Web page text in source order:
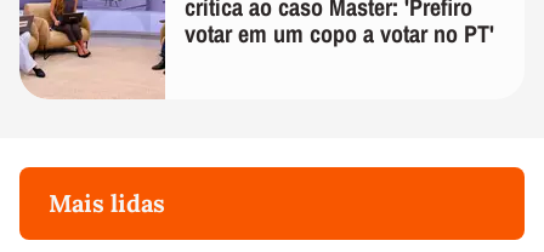
crítica ao caso Master: 'Prefiro
votar em um copo a votar no PT'
Mais lidas